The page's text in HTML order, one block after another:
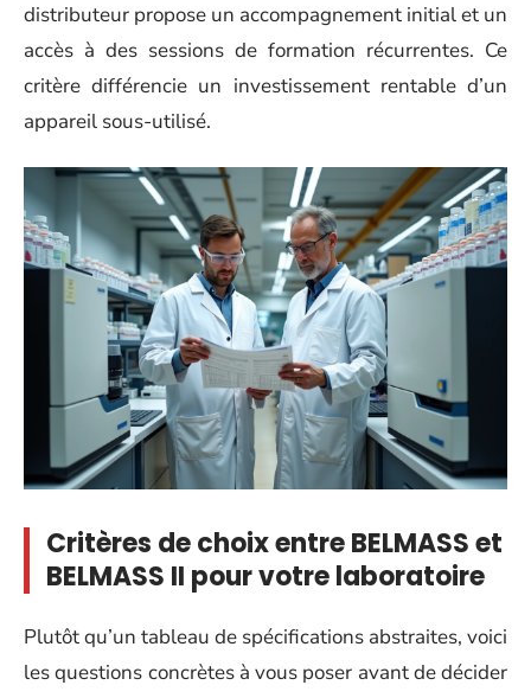
distributeur propose un accompagnement initial et un
accès à des sessions de formation récurrentes. Ce
critère différencie un investissement rentable d’un
appareil sous-utilisé.
Critères de choix entre BELMASS et
BELMASS II pour votre laboratoire
Plutôt qu’un tableau de spécifications abstraites, voici
les questions concrètes à vous poser avant de décider